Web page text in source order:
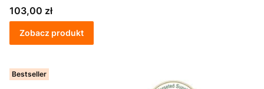
Cena
103,00 zł
Zobacz produkt
Bestseller